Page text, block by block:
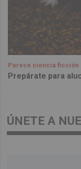
Parece ciencia ficción
Prepárate para
ÚNETE A